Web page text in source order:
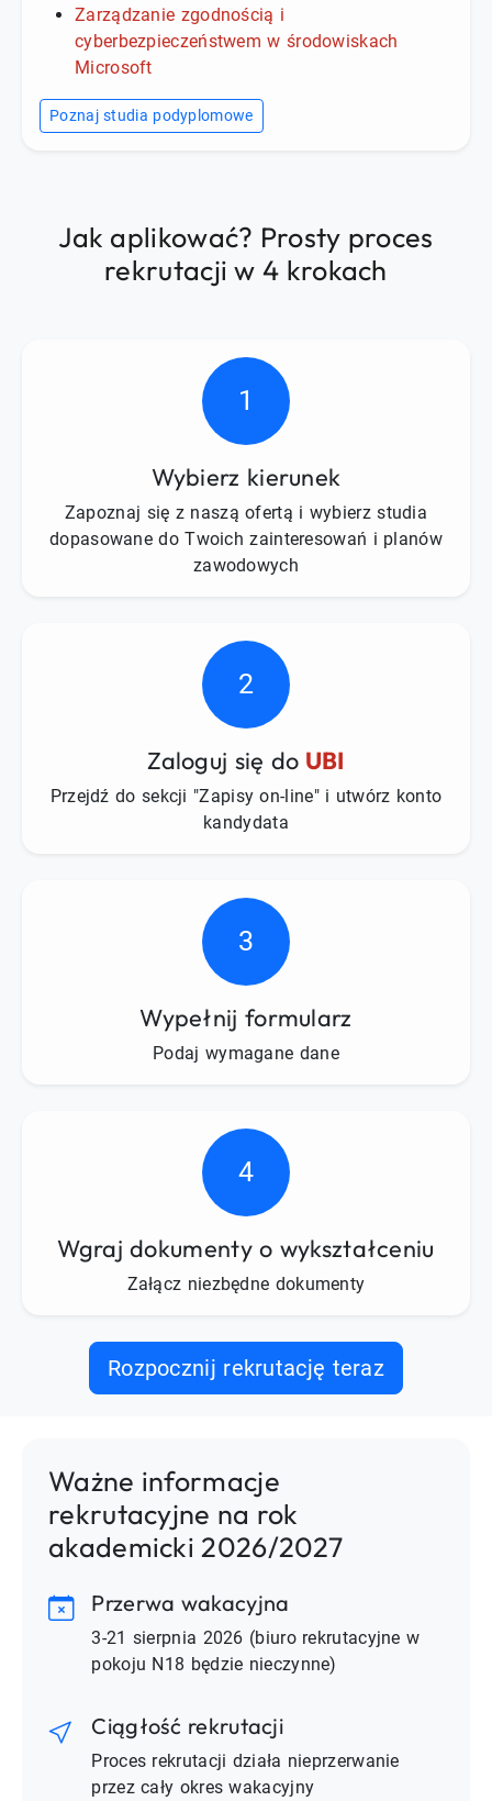
Zarządzanie zgodnością i
cyberbezpieczeństwem w środowiskach
Microsoft
Poznaj studia podyplomowe
Jak aplikować? Prosty proces
rekrutacji w 4 krokach
1
Wybierz kierunek
Zapoznaj się z naszą ofertą i wybierz studia
dopasowane do Twoich zainteresowań i planów
zawodowych
2
Zaloguj się do UBI
Przejdź do sekcji "Zapisy on-line" i utwórz konto
kandydata
3
Wypełnij formularz
Podaj wymagane dane
4
Wgraj dokumenty o wykształceniu
Załącz niezbędne dokumenty
Rozpocznij rekrutację teraz
Ważne informacje
rekrutacyjne na rok
akademicki 2026/2027
Przerwa wakacyjna
3-21 sierpnia 2026 (biuro rekrutacyjne w
pokoju N18 będzie nieczynne)
Ciągłość rekrutacji
Proces rekrutacji działa nieprzerwanie
przez cały okres wakacyjny